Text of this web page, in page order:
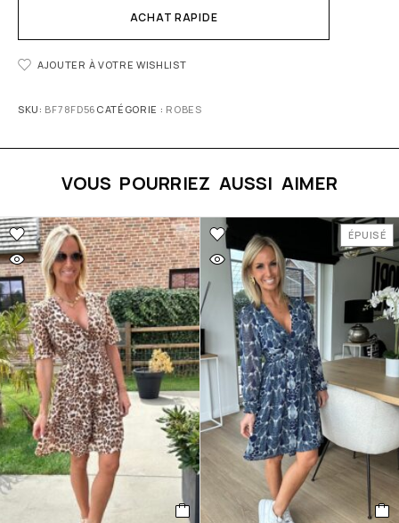
ACHAT RAPIDE
AJOUTER À VOTRE WISHLIST
SKU: BF78FD56 CATÉGORIE : ROBES
VOUS POURRIEZ AUSSI AIMER
ÉPUISÉ